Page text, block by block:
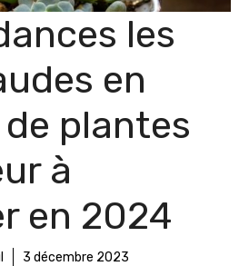
les
en
plantes
à
en 2024
3 décembre 2023